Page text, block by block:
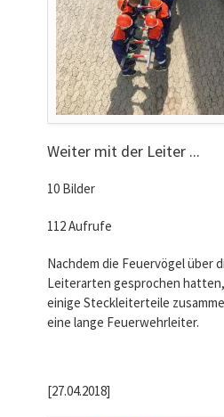
Weiter mit der Leiter ...
10 Bilder
112 Aufrufe
Nachdem die Feuervögel über
Leiterarten gesprochen
einige Steckleiterteile
eine lange Feuerwehrleiter.
[27.04.2018]